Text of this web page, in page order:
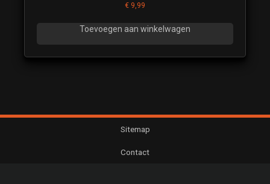
€ 9,99
Toevoegen aan winkelwagen
Sitemap
Contact